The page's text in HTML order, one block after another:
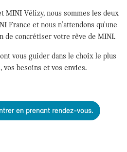
MINI Vélizy, nous sommes les deux
France et nous n'attendons qu'une
de concrétiser votre rêve de MINI.
vous guider dans le choix le plus
vos besoins et vos envies.
en prenant rendez-vous.